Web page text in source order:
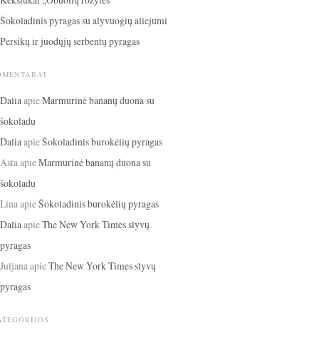
Šokoladinis pyragas su alyvuogių aliejumi
Persikų ir juodųjų serbentų pyragas
DaliaapieMarmurinė bananų duona su
šokoladu
DaliaapieŠokoladinis burokėlių pyragas
AstaapieMarmurinė bananų duona su
šokoladu
LinaapieŠokoladinis burokėlių pyragas
DaliaapieThe New York Times slyvų
pyragas
JuljanaapieThe New York Times slyvų
pyragas